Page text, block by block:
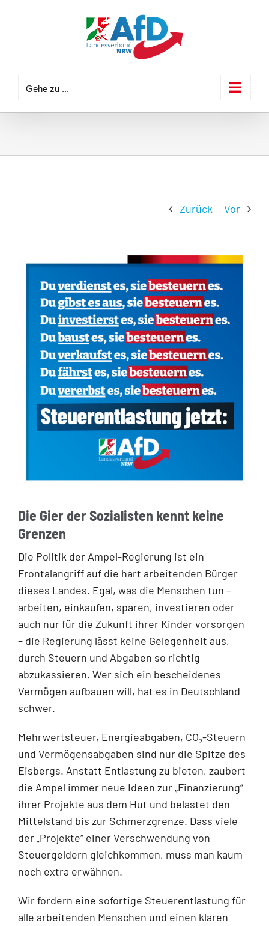
Gehe zu ...
Zurück Vor
Die Gier der Sozialisten kennt keine
Grenzen
Die Politik der Ampel-Regierung ist ein
Frontalangriff auf die hart arbeitenden Bürger
dieses Landes. Egal, was die Menschen tun –
arbeiten, einkaufen, sparen, investieren oder
auch nur für die Zukunft ihrer Kinder vorsorgen
– die Regierung lässt keine Gelegenheit aus,
durch Steuern und Abgaben so richtig
abzukassieren. Wer sich ein bescheidenes
Vermögen aufbauen will, hat es in Deutschland
schwer.
Mehrwertsteuer, Energieabgaben, CO₂-Steuern
und Vermögensabgaben sind nur die Spitze des
Eisbergs. Anstatt Entlastung zu bieten, zaubert
die Ampel immer neue Ideen zur „Finanzierung“
ihrer Projekte aus dem Hut und belastet den
Mittelstand bis zur Schmerzgrenze. Dass viele
der „Projekte“ einer Verschwendung von
Steuergeldern gleichkommen, muss man kaum
noch extra erwähnen.
Wir fordern eine sofortige Steuerentlastung für
alle arbeitenden Menschen und einen klaren